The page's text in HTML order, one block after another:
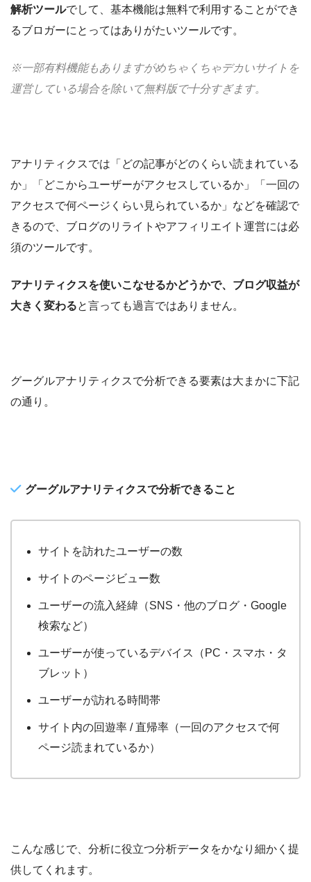
解析ツールでして、基本機能は無料で利用することができ
るブロガーにとってはありがたいツールです。
※一部有料機能もありますがめちゃくちゃデカいサイトを
運営している場合を除いて無料版で十分すぎます。
アナリティクスでは「どの記事がどのくらい読まれている
か」「どこからユーザーがアクセスしているか」「一回の
アクセスで何ページくらい見られているか」などを確認で
きるので、ブログのリライトやアフィリエイト運営には必
須のツールです。
アナリティクスを使いこなせるかどうかで、ブログ収益が
大きく変わると言っても過言ではありません。
グーグルアナリティクスで分析できる要素は大まかに下記
の通り。
グーグルアナリティクスで分析できること
サイトを訪れたユーザーの数
サイトのページビュー数
ユーザーの流入経緯（SNS・他のブログ・Google
検索など）
ユーザーが使っているデバイス（PC・スマホ・タ
ブレット）
ユーザーが訪れる時間帯
サイト内の回遊率 / 直帰率（一回のアクセスで何
ページ読まれているか）
こんな感じで、分析に役立つ分析データをかなり細かく提
供してくれます。